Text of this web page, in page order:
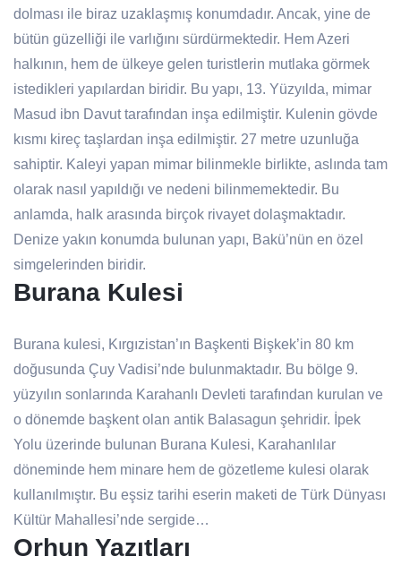
dolması ile biraz uzaklaşmış konumdadır. Ancak, yine de
bütün güzelliği ile varlığını sürdürmektedir. Hem Azeri
halkının, hem de ülkeye gelen turistlerin mutlaka görmek
istedikleri yapılardan biridir. Bu yapı, 13. Yüzyılda, mimar
Masud ibn Davut tarafından inşa edilmiştir. Kulenin gövde
kısmı kireç taşlardan inşa edilmiştir. 27 metre uzunluğa
sahiptir. Kaleyi yapan mimar bilinmekle birlikte, aslında tam
olarak nasıl yapıldığı ve nedeni bilinmemektedir. Bu
anlamda, halk arasında birçok rivayet dolaşmaktadır.
Denize yakın konumda bulunan yapı, Bakü’nün en özel
simgelerinden biridir.
Burana Kulesi
Burana kulesi, Kırgızistan’ın Başkenti Bişkek’in 80 km
doğusunda Çuy Vadisi’nde bulunmaktadır. Bu bölge 9.
yüzyılın sonlarında Karahanlı Devleti tarafından kurulan ve
o dönemde başkent olan antik Balasagun şehridir. İpek
Yolu üzerinde bulunan Burana Kulesi, Karahanlılar
döneminde hem minare hem de gözetleme kulesi olarak
kullanılmıştır. Bu eşsiz tarihi eserin maketi de Türk Dünyası
Kültür Mahallesi’nde sergide…
Orhun Yazıtları